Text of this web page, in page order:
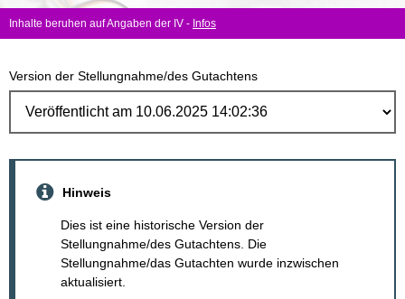
Inhalte beruhen auf Angaben der IV - Infos
Version der Stellungnahme/des Gutachtens
Hinweis
Dies ist eine historische Version der
Stellungnahme/des Gutachtens. Die
Stellungnahme/das Gutachten wurde inzwischen
aktualisiert.